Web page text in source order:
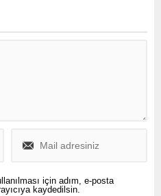
için adım, e-posta
kaydedilsin.